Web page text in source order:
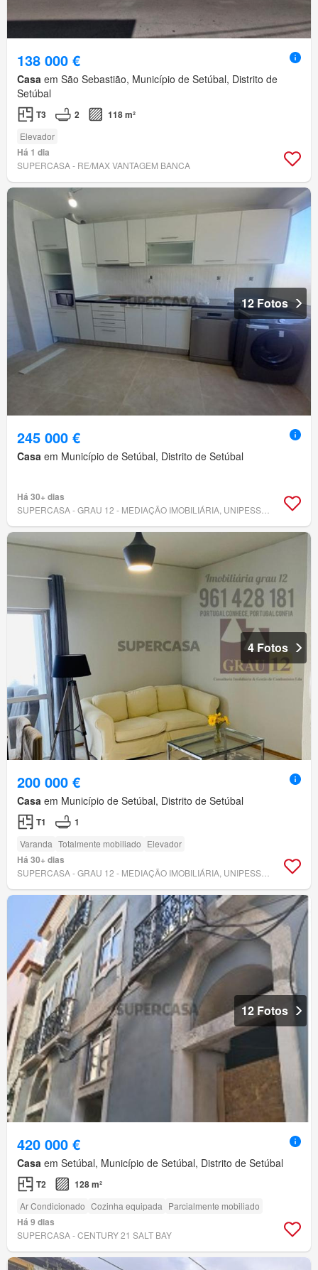
138 000 €
Casa em São Sebastião, Município de Setúbal, Distrito de
Setúbal
T3 2 118 m²
Elevador
Há 1 dia
SUPERCASA - RE/MAX VANTAGEM BANCA
12 Fotos
245 000 €
Casa em Município de Setúbal, Distrito de Setúbal
Há 30+ dias
4 Fotos
200 000 €
Casa em Município de Setúbal, Distrito de Setúbal
T1 1
Varanda Totalmente mobiliado Elevador
Há 30+ dias
12 Fotos
420 000 €
Casa em Setúbal, Município de Setúbal, Distrito de Setúbal
T2 128 m²
Ar Condicionado Cozinha equipada Parcialmente mobiliado
Há 9 dias
SUPERCASA - CENTURY 21 SALT BAY